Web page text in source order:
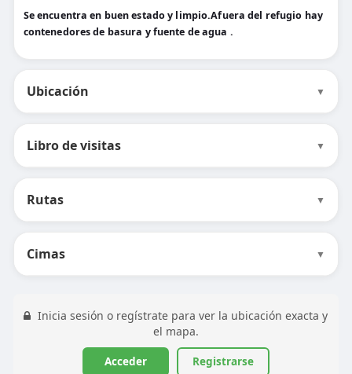
Se encuentra en buen estado y limpio.Afuera del refugio hay
contenedores de basura y fuente de agua .
Ubicación ▼
Libro de visitas ▼
Rutas ▼
Cimas ▼
Inicia sesión o regístrate para ver la ubicación exacta y
el mapa.
Acceder Registrarse